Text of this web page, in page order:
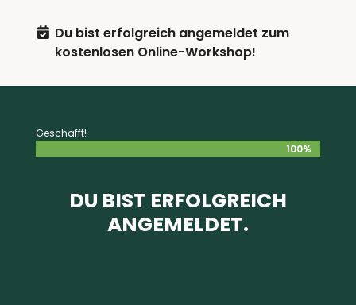
 Du bist erfolgreich angemeldet zum
kostenlosen Online-Workshop!
Geschafft!
100%
100%
DU BIST ERFOLGREICH
ANGEMELDET.